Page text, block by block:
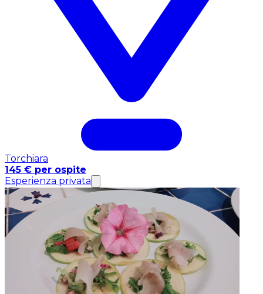
Torchiara
145 € per ospite
Esperienza privata